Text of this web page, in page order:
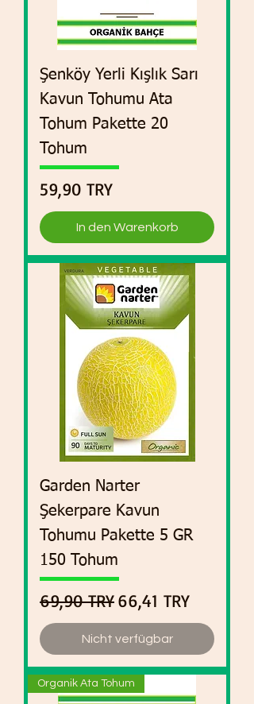
Şenköy Yerli Kışlık Sarı
Kavun Tohumu Ata
Tohum Pakette 20
Tohum
Preis
59,90 TRY
In den Warenkorb
Garden Narter
Şekerpare Kavun
Tohumu Pakette 5 GR
150 Tohum
Standardpreis
69,90 TRYSale-Preis
66,41 TRY
Nicht verfügbar
Organik Ata Tohum